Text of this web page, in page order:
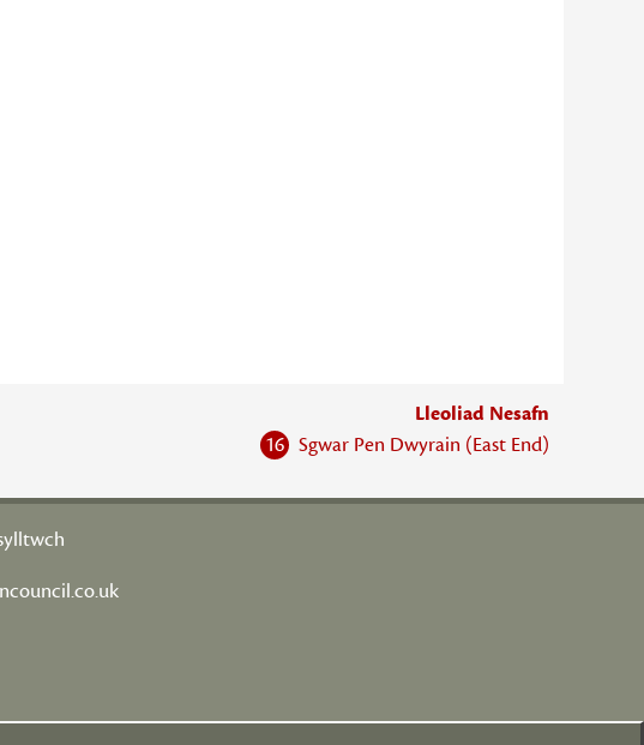
Lleoliad Nesafn
16 Sgwar Pen Dwyrain (East End)